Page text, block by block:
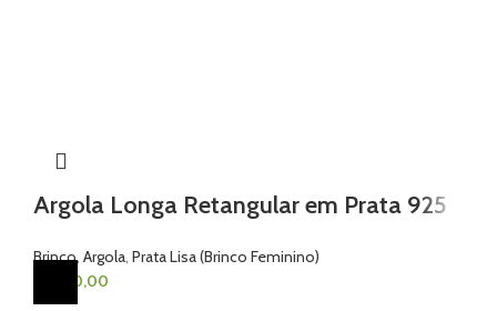
Argola Longa Retangular em Prata 925
Brinco, Argola Prata Lisa (Brinco Feminino)
440,00